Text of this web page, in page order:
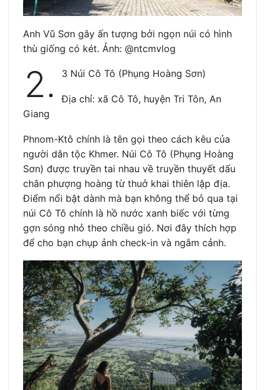
Anh Vũ Sơn gây ấn tượng bởi ngọn núi có hình
thù giống có két. Ảnh: @ntcmvlog
2. 3 Núi Cô Tô (Phụng Hoàng Sơn)
Địa chỉ: xã Cô Tô, huyện Tri Tôn, An
Giang
Phnom-Ktô chính là tên gọi theo cách kêu của
người dân tộc Khmer. Núi Cô Tô (Phụng Hoàng
Sơn) được truyền tai nhau về truyền thuyết dấu
chân phượng hoàng từ thuở khai thiên lập địa.
Điểm nổi bật dành mà bạn không thể bỏ qua tại
núi Cô Tô chính là hồ nước xanh biếc với từng
gợn sóng nhỏ theo chiều gió. Nơi đây thích hợp
để cho bạn chụp ảnh check-in và ngắm cảnh.